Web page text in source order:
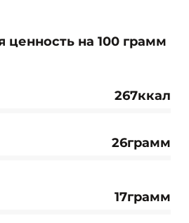
ценность на 100 грамм
267ккал
26грамм
17грамм